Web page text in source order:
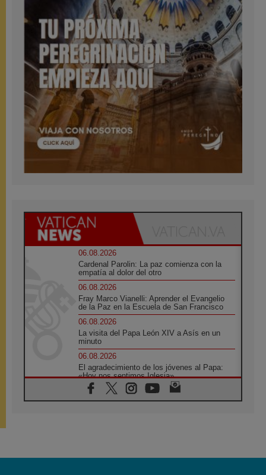
06.08.2026
Cardenal Parolin: La paz comienza con la
empatía al dolor del otro
06.08.2026
Fray Marco Vianelli: Aprender el Evangelio
de la Paz en la Escuela de San Francisco
06.08.2026
La visita del Papa León XIV a Asís en un
minuto
06.08.2026
El agradecimiento de los jóvenes al Papa:
«Hoy nos sentimos Iglesia»
06.08.2026
Líbano: Reanudan los coloquios en Roma en